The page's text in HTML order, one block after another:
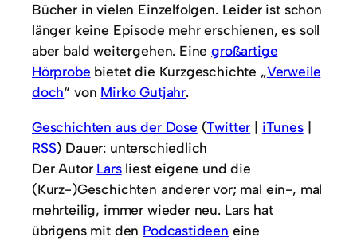
Bücher in vielen Einzelfolgen. Leider ist schon
länger keine Episode mehr erschienen, es soll
aber bald weitergehen. Einegroßartige
Hörprobe bietet die Kurzgeschichte „Verweile
doch“ von Mirko Gutjahr.
Geschichten aus der Dose (Twitter | iTunes|
RSS) Dauer: unterschiedlich
Der Autor Larsliest eigene und die
(Kurz-)Geschichten anderer vor; mal ein-, mal
mehrteilig, immer wieder neu. Lars hat
übrigens mit den Podcastideen eine